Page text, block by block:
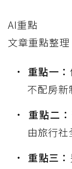
AI重點
文章重點整理
重點一：
不配房新
重點二：
由旅行社
重點三：